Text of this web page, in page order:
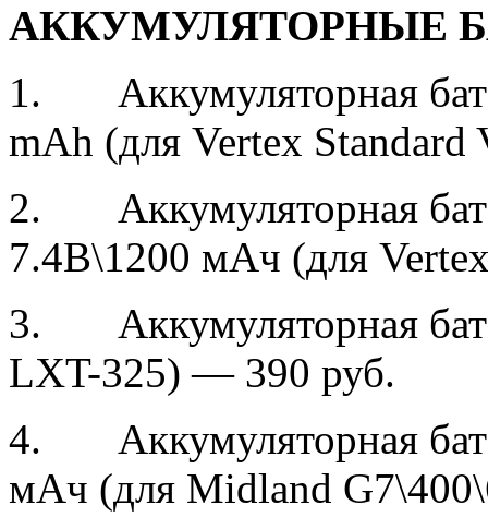
АККУМУЛЯТОРНЫЕ
1. Аккумуляторная
mAh (для Vertex
2. Аккумуляторная
7.4B\1200 мАч (для
3. Аккумуляторная
LXT-325) — 390 руб.
4. Аккумуляторная
мАч (для Midland